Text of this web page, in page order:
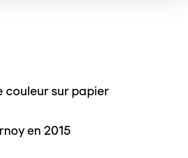
couleur sur papier
en 2015